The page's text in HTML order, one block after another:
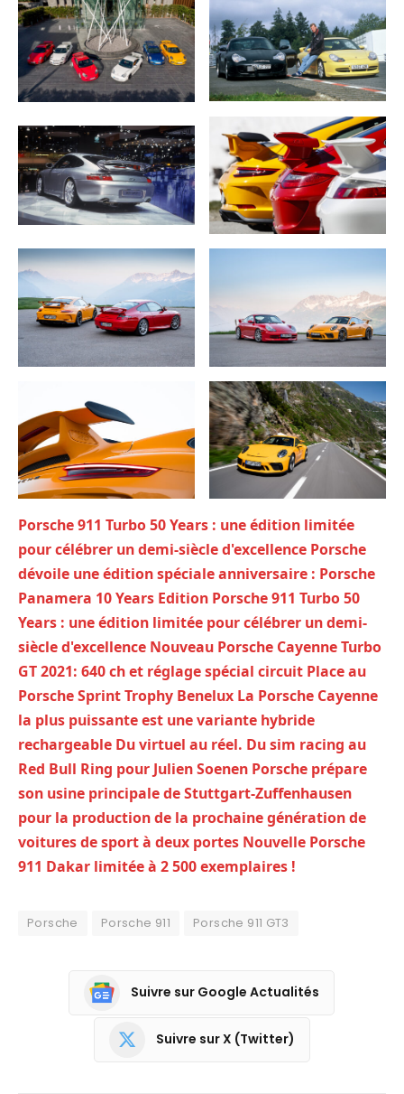
Porsche 911 Turbo 50 Years : une édition limitée
pour célébrer un demi-siècle d'excellence Porsche
dévoile une édition spéciale anniversaire : Porsche
Panamera 10 Years Edition Porsche 911 Turbo 50
Years : une édition limitée pour célébrer un demi-
siècle d'excellence Nouveau Porsche Cayenne Turbo
GT 2021: 640 ch et réglage spécial circuit Place au
Porsche Sprint Trophy Benelux La Porsche Cayenne
la plus puissante est une variante hybride
rechargeable Du virtuel au réel. Du sim racing au
Red Bull Ring pour Julien Soenen Porsche prépare
son usine principale de Stuttgart-Zuffenhausen
pour la production de la prochaine génération de
voitures de sport à deux portes Nouvelle Porsche
911 Dakar limitée à 2 500 exemplaires !
Porsche Porsche 911 Porsche 911 GT3
Suivre sur Google Actualités
Suivre sur X (Twitter)